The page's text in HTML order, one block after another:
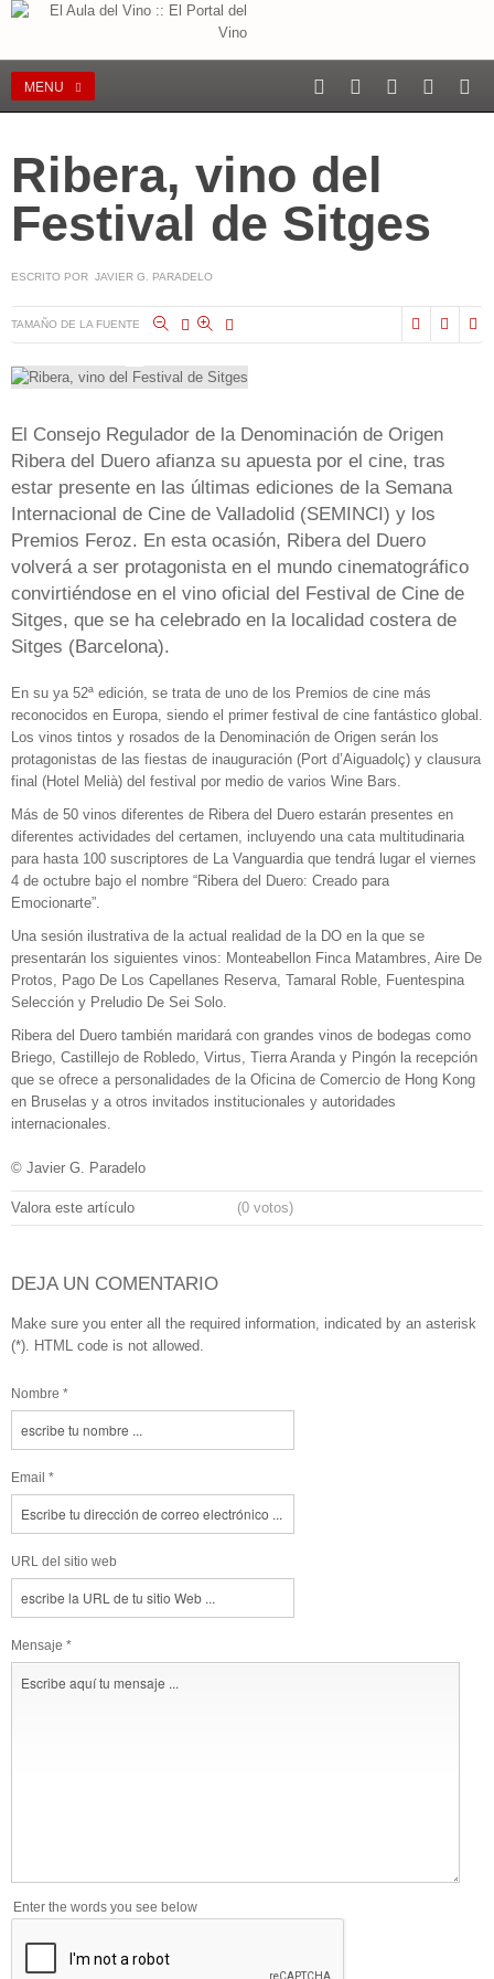
MENU
Ribera, vino del
Festival de Sitges
ESCRITO POR JAVIER G. PARADELO
TAMAÑO DE LA FUENTE
El Consejo Regulador de la Denominación de Origen
Ribera del Duero afianza su apuesta por el cine, tras
estar presente en las últimas ediciones de la Semana
Internacional de Cine de Valladolid (SEMINCI) y los
Premios Feroz. En esta ocasión, Ribera del Duero
volverá a ser protagonista en el mundo cinematográfico
convirtiéndose en el vino oficial del Festival de Cine de
Sitges, que se ha celebrado en la localidad costera de
Sitges (Barcelona).
En su ya 52ª edición, se trata de uno de los Premios de cine más
reconocidos en Europa, siendo el primer festival de cine fantástico global.
Los vinos tintos y rosados de la Denominación de Origen serán los
protagonistas de las fiestas de inauguración (Port d’Aiguadolç) y clausura
final (Hotel Melià) del festival por medio de varios Wine Bars.
Más de 50 vinos diferentes de Ribera del Duero estarán presentes en
diferentes actividades del certamen, incluyendo una cata multitudinaria
para hasta 100 suscriptores de La Vanguardia que tendrá lugar el viernes
4 de octubre bajo el nombre “Ribera del Duero: Creado para
Emocionarte”.
Una sesión ilustrativa de la actual realidad de la DO en la que se
presentarán los siguientes vinos: Monteabellon Finca Matambres, Aire De
Protos, Pago De Los Capellanes Reserva, Tamaral Roble, Fuentespina
Selección y Preludio De Sei Solo.
Ribera del Duero también maridará con grandes vinos de bodegas como
Briego, Castillejo de Robledo, Virtus, Tierra Aranda y Pingón la recepción
que se ofrece a personalidades de la Oficina de Comercio de Hong Kong
en Bruselas y a otros invitados institucionales y autoridades
internacionales.
© Javier G. Paradelo
Valora este artículo (0 votos)
DEJA UN COMENTARIO
Make sure you enter all the required information, indicated by an asterisk
(*). HTML code is not allowed.
Nombre *
Email *
URL del sitio web
Mensaje *
Enter the words you see below